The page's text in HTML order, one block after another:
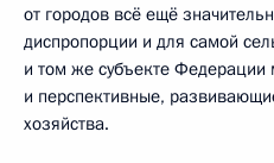
от городов всё ещё
диспропорции и для самой
и том же субъекте Федерации
и перспективные,
хозяйства.